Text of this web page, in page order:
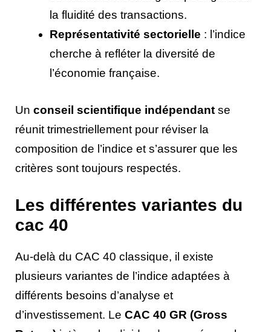
la fluidité des transactions.
Représentativité sectorielle : l’indice
cherche à refléter la diversité de
l’économie française.
Un conseil scientifique indépendant se
réunit trimestriellement pour réviser la
composition de l’indice et s’assurer que les
critères sont toujours respectés.
Les différentes variantes du
cac 40
Au-delà du CAC 40 classique, il existe
plusieurs variantes de l’indice adaptées à
différents besoins d’analyse et
d’investissement. Le CAC 40 GR (Gross